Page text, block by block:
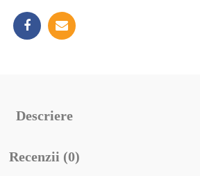
Descriere
Recenzii (0)